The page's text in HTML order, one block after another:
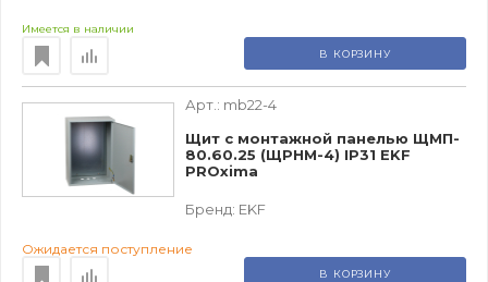
Имеется в наличии
В КОРЗИНУ
Арт.: mb22-4
Щит с монтажной панелью ЩМП-
80.60.25 (ЩРНМ-4) IP31 EKF
PROxima
Бренд: EKF
Ожидается поступление
В КОРЗИНУ